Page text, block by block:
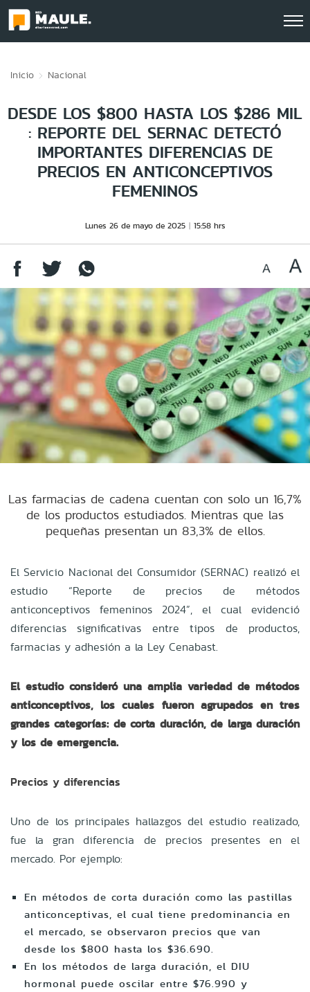
Inicio Nacional
DESDE LOS $800 HASTA LOS $286 MIL
: REPORTE DEL SERNAC DETECTÓ
IMPORTANTES DIFERENCIAS DE
PRECIOS EN ANTICONCEPTIVOS
FEMENINOS
Lunes 26 de mayo de 2025 15:58 hrs
Las farmacias de cadena cuentan con solo un 16,7%
de los productos estudiados. Mientras que las
pequeñas presentan un 83,3% de ellos.
El Servicio Nacional del Consumidor (SERNAC) realizó el
estudio “Reporte de precios de métodos
anticonceptivos femeninos 2024”, el cual evidenció
diferencias significativas entre tipos de productos,
farmacias y adhesión a la Ley Cenabast.
El estudio consideró una amplia variedad de métodos
anticonceptivos, los cuales fueron agrupados en tres
grandes categorías: de corta duración, de larga duración
y los de emergencia.
Precios y diferencias
Uno de los principales hallazgos del estudio realizado,
fue la gran diferencia de precios presentes en el
mercado. Por ejemplo:
En métodos de corta duración como las pastillas
anticonceptivas, el cual tiene predominancia en
el mercado, se observaron precios que van
desde los $800 hasta los $36.690.
En los métodos de larga duración, el DIU
hormonal puede oscilar entre $76.990 y